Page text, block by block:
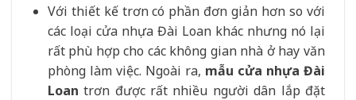
Với thiết kế trơn có phần đơn giản hơn so với
các loại cửa nhựa Đài Loan khác nhưng nó lại
rất phù hợp cho các không gian nhà ở hay văn
phòng làm việc. Ngoài ra, mẫu cửa nhựa Đài
Loan trơn được rất nhiều người dân lắp đặt